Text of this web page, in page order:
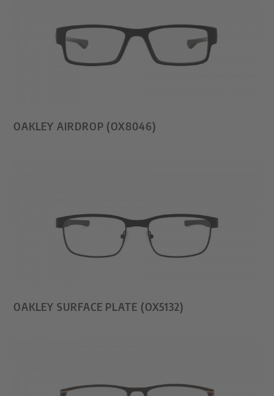
OAKLEY AIRDROP (OX8046)
OAKLEY SURFACE PLATE (OX5132)